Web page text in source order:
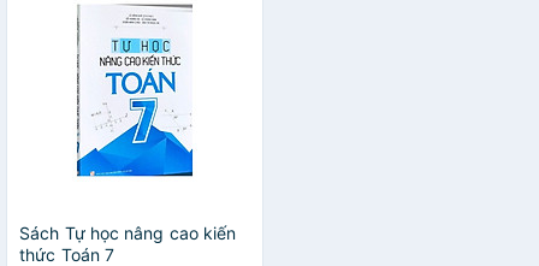
Sách Tự học nâng cao kiến
thức Toán 7